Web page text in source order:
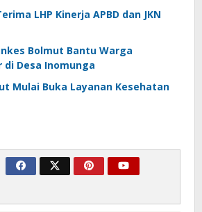
LHP Kinerja APBD dan JKN
Bolmut Bantu Warga
Desa Inomunga
Mulai Buka Layanan Kesehatan